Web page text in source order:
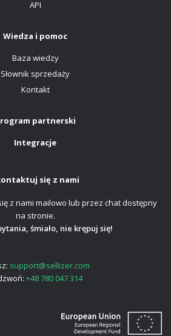
API
Wiedza i pomoc
Baza wiedzy
Słownik sprzedaży
Kontakt
partnerski
Integracje
się z nami
z nami mailowo lub przez chat dostępny
na stronie.
śmiało, nie krępuj się!
support@sellizer.com
+48 780 047 314